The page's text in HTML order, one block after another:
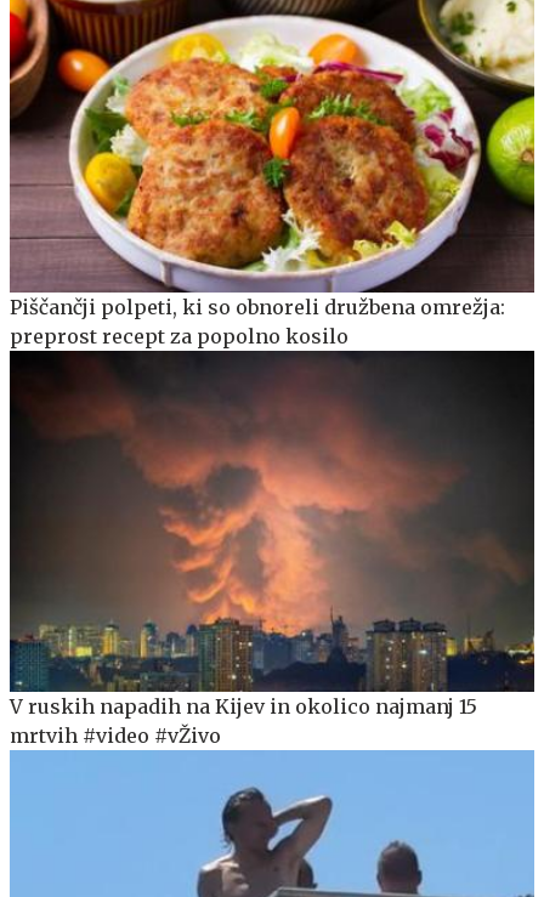
Piščančji polpeti, ki so obnoreli družbena omrežja:
preprost recept za popolno kosilo
V ruskih napadih na Kijev in okolico najmanj 15
mrtvih #video #vŽivo